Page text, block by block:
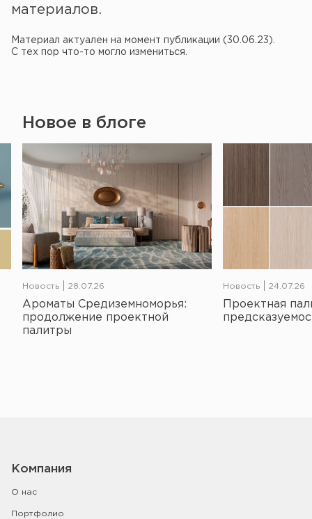
материалов.
Материал актуален на момент публикации (30.06.23).
С тех пор что-то могло измениться.
Новое в блоге
Новость 28.07.26
Ароматы Средиземноморья:
продолжение проектной
палитры
Новость 24.07.26
Проектная
Компания
О нас
Портфолио